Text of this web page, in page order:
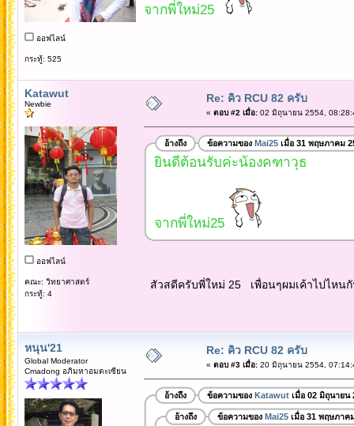
ออฟไลน์
กระทู้: 525
จากพี่ใหม่25
Katawut
Newbie
ออฟไลน์
คณะ: วิทยาศาสตร์
กระทู้: 4
Re: คิว RCU 82 ครับ
« ตอบ #2 เมื่อ:02 มิถุนายน 2554,
อ้างถึง ข้อความของ Mai25เมื่อ 31 พฤษภาคม
ยินดีต้อนรับค่ะน้องคฑาวุธ
จากพี่ใหม่25
สัวสดีครับพี่ใหม่ 25 เพื่อนๆผมเค้าไปไห
หนุน'21
Global Moderator
Cmadong อภิมหาอมตะเซียน
Re: คิว RCU 82 ครับ
« ตอบ #3 เมื่อ:20 มิถุนายน 2554,
อ้างถึง ข้อความของ Katawutเมื่อ 02 มิถุนายน
อ้างถึง ข้อความของ Mai25เมื่อ 31 พฤษภาค